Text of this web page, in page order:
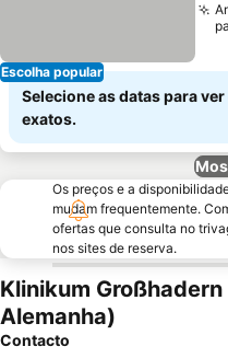
Escolha popular
Selecione as datas para
exatos.
Os preços e a
mudam frequentemente.
ofertas que consulta no
nos sites de reserva.
Klinikum
Alemanha)
Contacto